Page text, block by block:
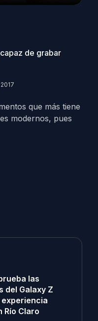
de grabar
que más tiene
modernos, pues
las
del Galaxy Z
experiencia
Río Claro